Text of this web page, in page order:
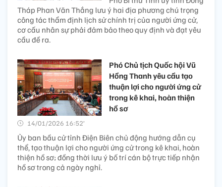
Tháp Phan Văn Thắng lưu ý hai địa phương chú trọng
công tác thẩm định lịch sử chính trị của người ứng cử,
cơ cấu nhân sự phải đảm bảo theo quy định và đạt yêu
cầu đề ra.
Phó Chủ tịch Quốc hội Vũ
Hồng Thanh yêu cầu tạo
thuận lợi cho người ứng cử
trong kê khai, hoàn thiện
hồ sơ
14/01/2026 16:52’
Ủy ban bầu cử tỉnh Điện Biên chủ động hướng dẫn cụ
thể, tạo thuận lợi cho người ứng cử trong kê khai, hoàn
thiện hồ sơ; đồng thời lưu ý bố trí cán bộ trực tiếp nhận
hồ sơ trong cả ngày nghỉ.